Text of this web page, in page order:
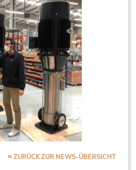
« ZURÜCK ZUR NEWS-ÜBERSICHT